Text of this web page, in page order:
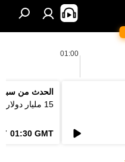
01:00
الحدث من
15 مليار دولار... كيف ستعالج اوروبا فاتورة الحرائق؟
01:30 GMT
57